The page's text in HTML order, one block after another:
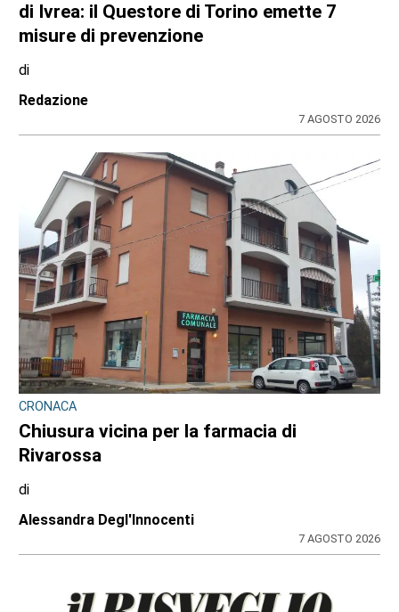
di Ivrea: il Questore di Torino emette 7
misure di prevenzione
di
Redazione
7 AGOSTO 2026
CRONACA
Chiusura vicina per la farmacia di
Rivarossa
di
Alessandra Degl'Innocenti
7 AGOSTO 2026